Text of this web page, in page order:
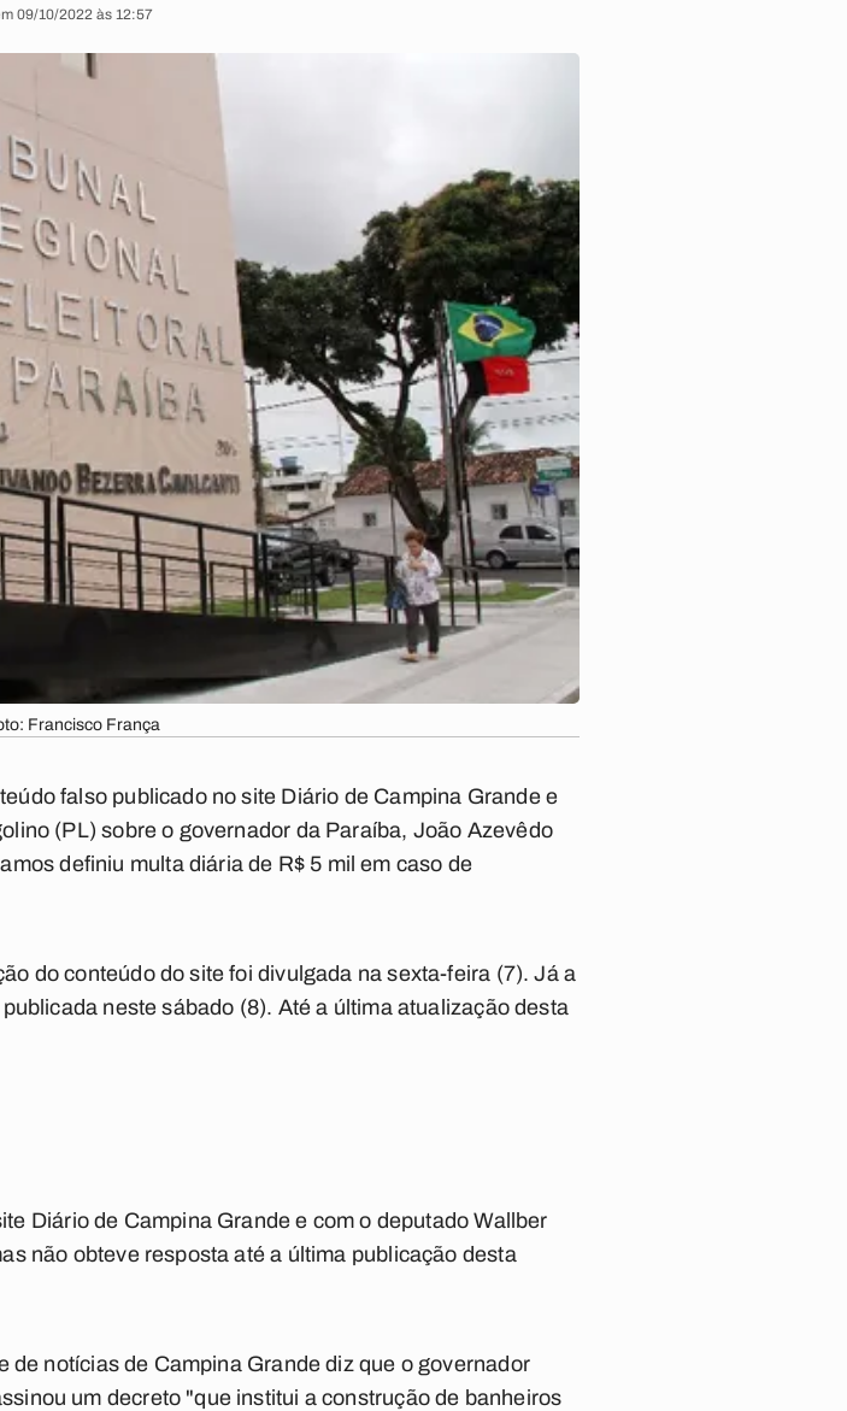
09/10/2022 às 12:57
Francisco França
falso publicado no site Diário de Campina Grande e
(PL) sobre o governador da Paraíba, João Azevêdo
definiu multa diária de R$ 5 mil em caso de
do conteúdo do site foi divulgada na sexta-feira (7). Já a
neste sábado (8). Até a última atualização desta
Diário de Campina Grande e com o deputado Wallber
não obteve resposta até a última publicação desta
notícias de Campina Grande diz que o governador
um decreto "que institui a construção de banheiros